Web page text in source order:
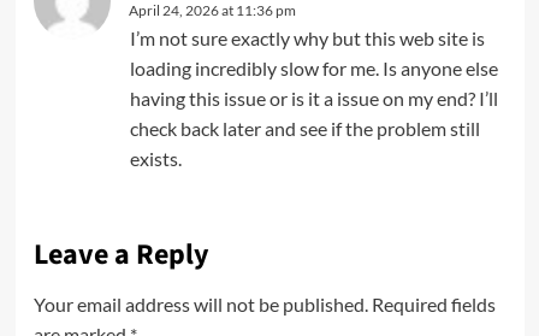
April 24, 2026 at 11:36 pm
I’m not sure exactly why but this web site is
loading incredibly slow for me. Is anyone else
having this issue or is it a issue on my end? I’ll
check back later and see if the problem still
exists.
Leave a Reply
Your email address will not be published. Required fields